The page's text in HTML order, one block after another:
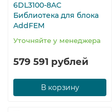
6DL3100-8AC
Библиотека для блока
AddFEM
Уточняйте у менеджера
579 591 рублей
В корзину